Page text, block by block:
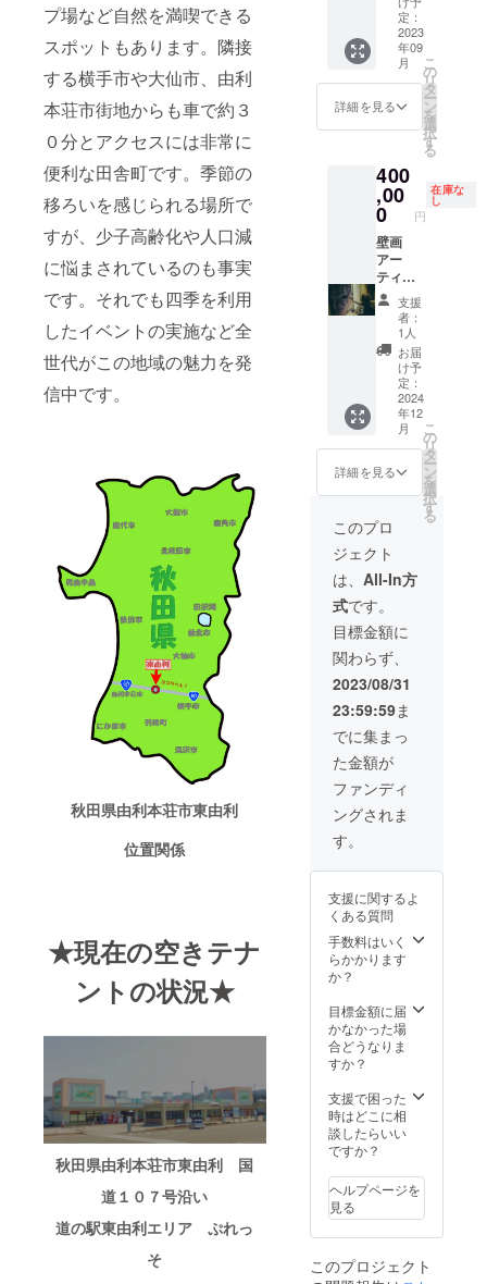
プ場など自然を満喫できる
スポットもあります。隣接
する横手市や大仙市、由利
本荘市街地からも車で約３
０分とアクセスには非常に
便利な田舎町です。季節の
移ろいを感じられる場所で
すが、少子高齢化や人口減
に悩まされているのも事実
です。それでも四季を利用
したイベントの実施など全
世代がこの地域の魅力を発
信中です。
秋田県由利本荘市東由利
位置関係
★現在の空きテナ
ントの状況★
秋田県由利本荘市東由利 国
道１０７号沿い
道の駅東由利エリア ぷれっ
そ
㎝×縦６
㎝)の掲
載をさ
せてい
ただき
ます。
考欄等
でお知
らせく
ださ
い。 ※
掲載箇
所は検
討中で
す。
カー３
枚セッ
テッ
カーデ
ザイ
ン、サ
イズ等
ジェク
ト説明
のリ
ターン
品でご
確認く
ださい
※店舗に
支援者
または
会社名
(約横３
㎝×縦６
㎝)の掲
載をさ
せてい
ただき
ます。
※掲載ご
遠慮の
際は備
考欄等
でお知
らせく
ださ
い。 ※
掲載箇
所は検
討中で
す。
ルTシャ
ツ２枚
コー
ス！
◎1000
円お食
事券20
枚 (有効
和６年
９月３
０日ま
で) ◎オ
リジナ
ルTシャ
ツorロ
ンT２枚
◎オリ
ジナル
ステッ
カー３
枚セッ
テッ
カーデ
ザイ
ン、サ
イズ等
はプロ
ジェク
ト説明
のリ
ターン
品でご
確認く
ださ
い。 ※
店舗に
支援者
または
会社名
(約横３
㎝×縦６
㎝)の掲
載をさ
せてい
ただき
遠慮の
考欄等
でお知
らせく
ださ
い。 ※
所は検
討中で
す。
定：
2023
年09
月
詳細を見る
こ
の
リ
タ
ー
ン
を
選
択
す
る
400
,00
0 円
在庫な
し
壁画
アー
ティス
ト
「Shinri
」が出
張で壁
画を描
きに伺
います
コース
壁画大
きさ目
安は縦
3m×横
3m ◎オ
リジナ
ルス
テッ
カー３
枚セッ
ト ◎お
食事券
1000円
10枚付
き (有効
期限 令
和６年
９月３
０日ま
で)
2024年
12月ま
での期
す 別途
や詳細
等のス
ケ
ジュー
ルを決
きま
しょう
※ステッ
カーデ
ン、サ
イズ等
はプロ
ジェク
のリ
ターン
品でご
確認く
い。 ※
支援
者：
1人
お届
け予
定：
2024
年12
月
詳細を見る
こ
の
リ
タ
ー
ン
を
選
択
す
る
このプロ
ジェクト
は、 All-In方
式です。
目標金額に
関わらず、
2023/08/31
23:59:59ま
でに集まっ
た金額が
ファンディ
ングされま
す。
支援に関するよ
くある質問
手数料はいく
らかかります
か？
目標金額に届
かなかった場
合どうなりま
すか？
支援で困った
時はどこに相
談したらいい
ですか？
ヘルプページを
見る
このプロジェクト